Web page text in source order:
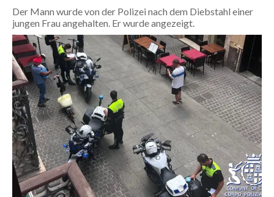
ECONOMIA
SERVIZI ALLE IMPRESE
LAVORO
BANDI
SPORT IN SARDEGNA
SPORT
RISULTATI E CLASSIFICHE
CALCIO
Der Mann wurde von der Polizei nach dem Diebstahl einer
jungen Frau angehalten. Er wurde angezeigt.